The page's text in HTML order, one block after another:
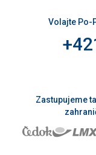
Volajte Po-
Zastupujeme